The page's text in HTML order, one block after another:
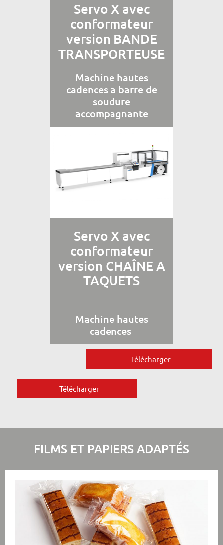
Servo X avec
conformateur
version BANDE
TRANSPORTEUSE
Machine hautes
cadences a barre de
soudure
accompagnante
Servo X avec
conformateur
version CHAÎNE A
TAQUETS
Machine hautes
cadences
Télécharger
Télécharger
FILMS ET PAPIERS ADAPTÉS